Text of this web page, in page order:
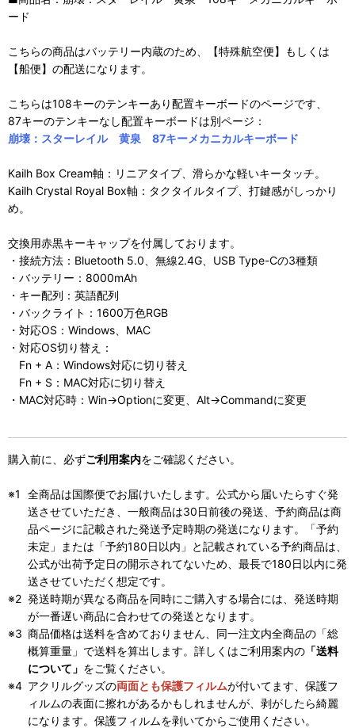
ード
こちらの商品はバッテリー内蔵のため、【特殊航空便】もしくは
【船便】の配送になります。
こちらは108キーのテンキーあり配置キーボードのページです、
87キーのテンキーなし配置キーボードは別ページ：
崩壊：スターレイル 黄泉 87キーメカニカルキーボード
Kailh Box Cream軸：リニアタイプ、滑らかな軽いキータッチ。
Kailh Crystal Royal Box軸：タクタイルタイプ、打鍵感がしっかり
め。
交換用赤黒キーキャップを付属しております。
・接続方法：Bluetooth 5.0、無線2.4G、USB Type-Cの3種類
・バッテリー：8000mAh
・キー配列：英語配列
・バックライト：1600万色RGB
・対応OS：Windows、MAC
・対応OS切り替え：
Fn + A：Windows対応に切り替え
Fn + S：MAC対応に切り替え
・MAC対応時：Win→Optionに変更、Alt→Commandに変更
購入前に、必ずご利用案内をご確認ください。
全商品は国際便でお届けいたします。公式から届いたらすぐ発
送させていただき、一般商品は30日前後の発送、予約商品は商
品ページに記載された発送予定時期の発送になります。「予約
未定」または「予約180日以内」と記載されている予約商品は、
公式が出荷予定日の開示されてないため、最長で180日以内に発
送させていただく想定です。
発送時期が異なる商品を同時にご購入する場合には、発送時期
が一番遅い商品に合わせての発送となります。
商品価格は送料を含めておりません、同一注文内全商品の「総
概算重量」で送料を算出します。詳しくはご利用案内の 「送料
について」 をご覧ください。
アクリルグッズの両面とも保護フィルムが付いてます、保護フ
ィルムの表面に擦れがあるかもしれませんが、剥がしたら綺麗
になります。保護フィルムを剥いてからご使用ください。